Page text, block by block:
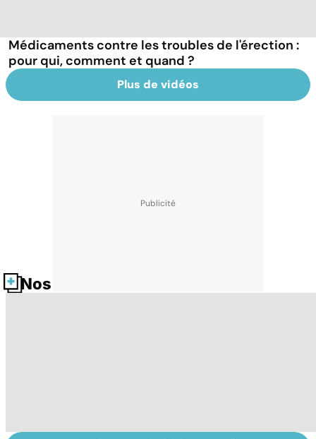
Médicaments contre les troubles de l'érection :
pour qui, comment et quand ?
Plus de vidéos
Nos fiches santé